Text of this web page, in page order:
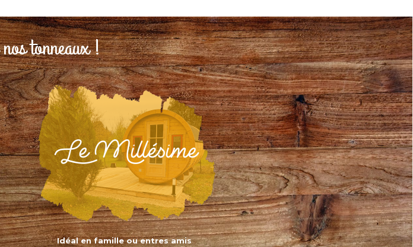
tonneaux !
Idéal en famille ou entres amis